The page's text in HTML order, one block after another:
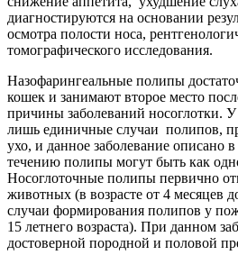
диагностируются на основании
осмотра полости носа,
томографического исследования.
Назофарингеальные полипы
кошек и занимают второе место
причины заболеваний носоглотки.
лишь единичные случаи полипов,
ухо, и данное заболевание описано
течению полипы могут быть как
Носоглоточные полипы первично
животных (в возрасте от 4 месяцев
случаи формирования полипов у
15 летнего возраста). При данном
достоверной породной и половой